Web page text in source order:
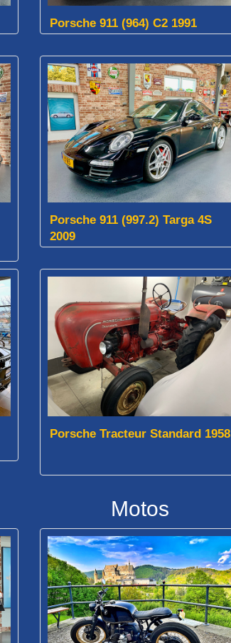
Porsche 911 (964) C2 1991
Porsche 911 (997.2) Targa 4S
2009
Porsche Tracteur Standard 1958
Motos